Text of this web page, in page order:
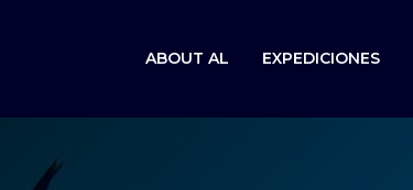
ABOUT AL EXPEDICIONES